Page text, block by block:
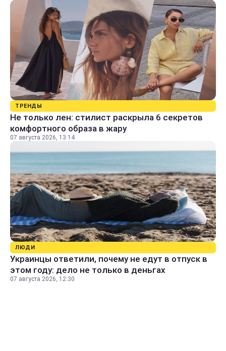
ТРЕНДЫ
Не только лен: стилист раскрыла 6 секретов
комфортного образа в жару
07 августа 2026, 13:14
ЛЮДИ
Украинцы ответили, почему не едут в отпуск в
этом году: дело не только в деньгах
07 августа 2026, 12:30